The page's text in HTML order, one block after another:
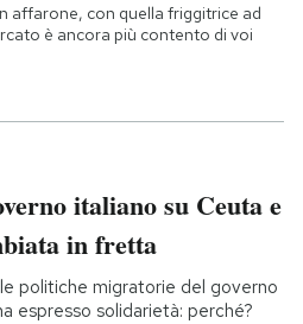
affarone, con quella friggitrice ad
è ancora più contento di voi
italiano su Ceuta e
in fretta
politiche migratorie del governo
espresso solidarietà: perché?